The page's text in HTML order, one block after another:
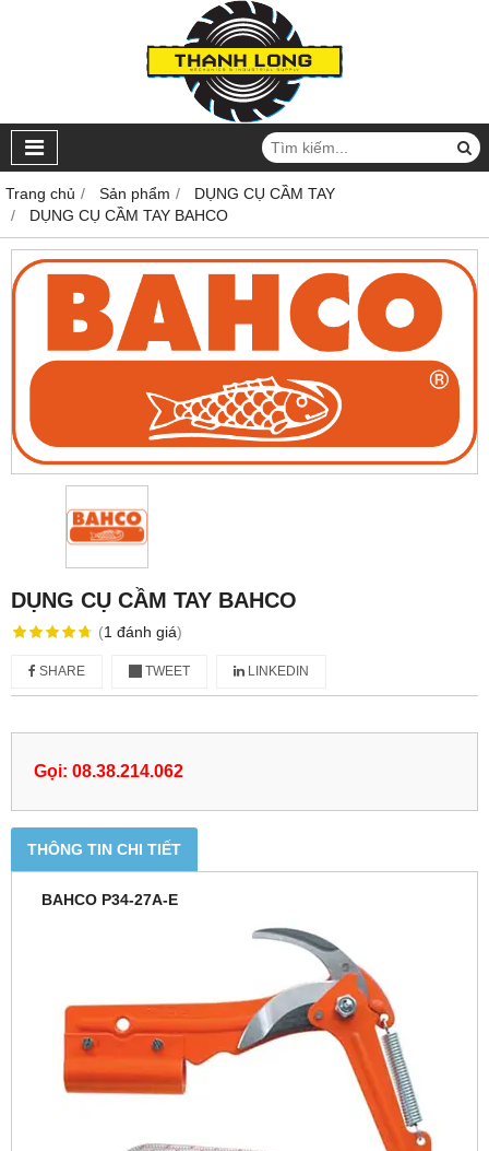
Trang chủ Sản phẩm
DỤNG CỤ CẦM TAY
DỤNG CỤ CẦM TAY BAHCO
DỤNG CỤ CẦM TAY BAHCO
(1 đánh giá)
SHARE TWEET LINKEDIN
Gọi: 08.38.214.062
THÔNG TIN CHI TIẾT
BAHCO P34-27A-E